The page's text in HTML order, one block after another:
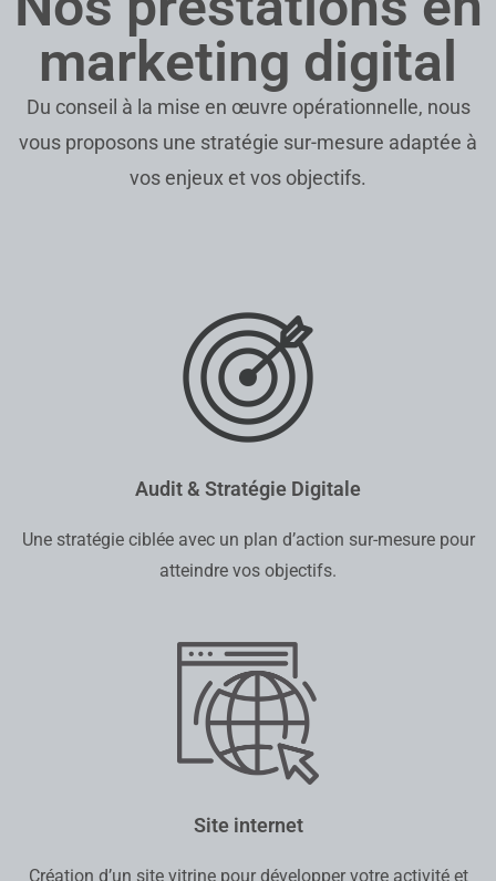
marketing digital
Du conseil à la mise en œuvre opérationnelle, nous
vous proposons une stratégie sur-mesure adaptée à
vos enjeux et vos objectifs.
Audit & Stratégie Digitale
Une stratégie ciblée avec un plan d’action sur-mesure pour
atteindre vos objectifs.
Site internet
Création d’un site vitrine pour développer votre activité et